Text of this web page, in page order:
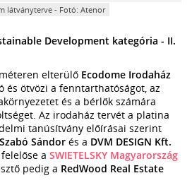
látványterve - Fotó: Atenor
Development kategória - II.
elterülő Ecodome Irodaház
és ötvözi a fenntarthatóságot, az
és a bérlők számára
Az irodaház tervét a platina
tanúsítvány előírásai szerint
Szabó Sándor és a DVM DESIGN Kft.
a SWIETELSKY Magyarország
pedig a RedWood Real Estate